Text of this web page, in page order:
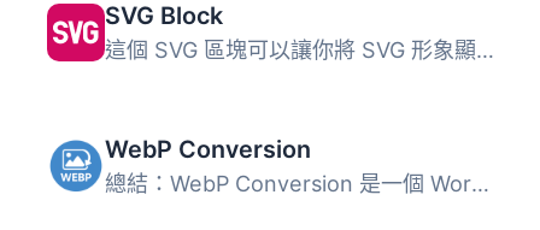
SVG Block
這個 SVG 區塊可以讓你將 SVG 形象顯示為內嵌的 HTML 標記。...
WebP Conversion
總結：WebP Conversion 是一個 WordPress 外掛，可以在上傳圖...